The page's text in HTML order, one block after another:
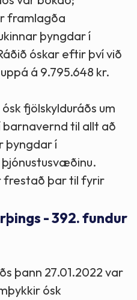
framlagða
þyngdar í
óskar eftir því við
á 9.795.648 kr.
fjölskylduráðs um
til allt að
þyngdar í
frestað þar til fyrir
- 392. fundur
þann 27.01.2022 var
ósk